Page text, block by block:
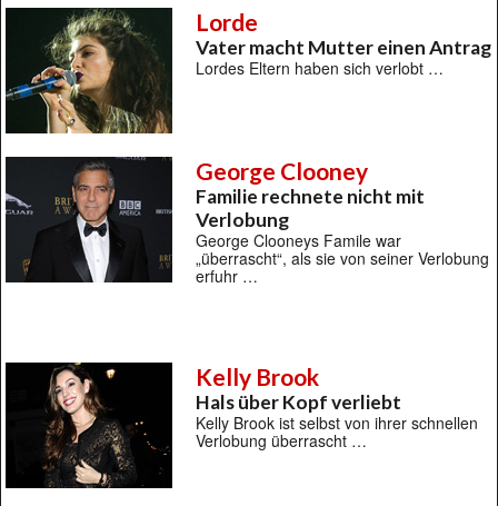
Lorde
Vater macht Mutter einen Antrag
Lordes Eltern haben sich verlobt …
George Clooney
Familie rechnete nicht mit
Verlobung
George Clooneys Famile war
„überrascht“, als sie von seiner Verlobung
erfuhr …
Kelly Brook
Hals über Kopf verliebt
Kelly Brook ist selbst von ihrer schnellen
Verlobung überrascht …